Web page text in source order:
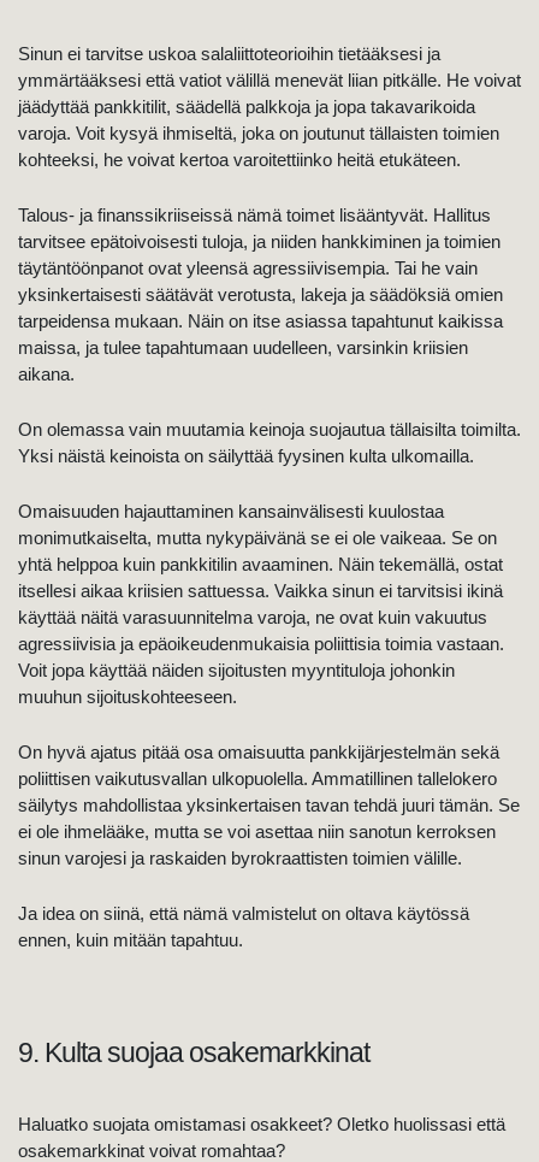
Sinun ei tarvitse uskoa salaliittoteorioihin tietääksesi ja
ymmärtääksesi että vatiot välillä menevät liian pitkälle. He voivat
jäädyttää pankkitilit, säädellä palkkoja ja jopa takavarikoida
varoja. Voit kysyä ihmiseltä, joka on joutunut tällaisten toimien
kohteeksi, he voivat kertoa varoitettiinko heitä etukäteen.
Talous- ja finanssikriiseissä nämä toimet lisääntyvät. Hallitus
tarvitsee epätoivoisesti tuloja, ja niiden hankkiminen ja toimien
täytäntöönpanot ovat yleensä agressiivisempia. Tai he vain
yksinkertaisesti säätävät verotusta, lakeja ja säädöksiä omien
tarpeidensa mukaan. Näin on itse asiassa tapahtunut kaikissa
maissa, ja tulee tapahtumaan uudelleen, varsinkin kriisien
aikana.
On olemassa vain muutamia keinoja suojautua tällaisilta toimilta.
Yksi näistä keinoista on säilyttää fyysinen kulta ulkomailla.
Omaisuuden hajauttaminen kansainvälisesti kuulostaa
monimutkaiselta, mutta nykypäivänä se ei ole vaikeaa. Se on
yhtä helppoa kuin pankkitilin avaaminen. Näin tekemällä, ostat
itsellesi aikaa kriisien sattuessa. Vaikka sinun ei tarvitsisi ikinä
käyttää näitä varasuunnitelma varoja, ne ovat kuin vakuutus
agressiivisia ja epäoikeudenmukaisia poliittisia toimia vastaan.
Voit jopa käyttää näiden sijoitusten myyntituloja johonkin
muuhun sijoituskohteeseen.
On hyvä ajatus pitää osa omaisuutta pankkijärjestelmän sekä
poliittisen vaikutusvallan ulkopuolella. Ammatillinen tallelokero
säilytys mahdollistaa yksinkertaisen tavan tehdä juuri tämän. Se
ei ole ihmelääke, mutta se voi asettaa niin sanotun kerroksen
sinun varojesi ja raskaiden byrokraattisten toimien välille.
Ja idea on siinä, että nämä valmistelut on oltava käytössä
ennen, kuin mitään tapahtuu.
9. Kulta suojaa osakemarkkinat
Haluatko suojata omistamasi osakkeet? Oletko huolissasi että
osakemarkkinat voivat romahtaa?